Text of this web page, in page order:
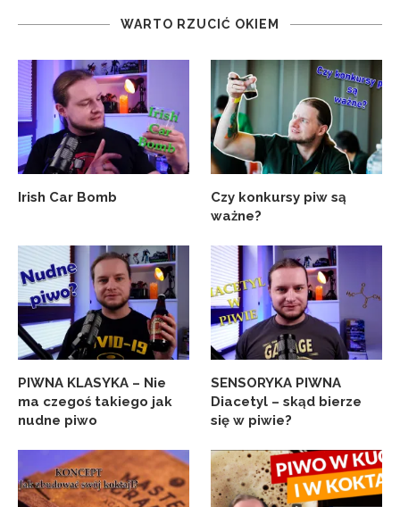
WARTO RZUCIĆ OKIEM
Irish Car Bomb
Czy konkursy piw są
ważne?
PIWNA KLASYKA – Nie
ma czegoś takiego jak
nudne piwo
SENSORYKA PIWNA
Diacetyl – skąd bierze
się w piwie?